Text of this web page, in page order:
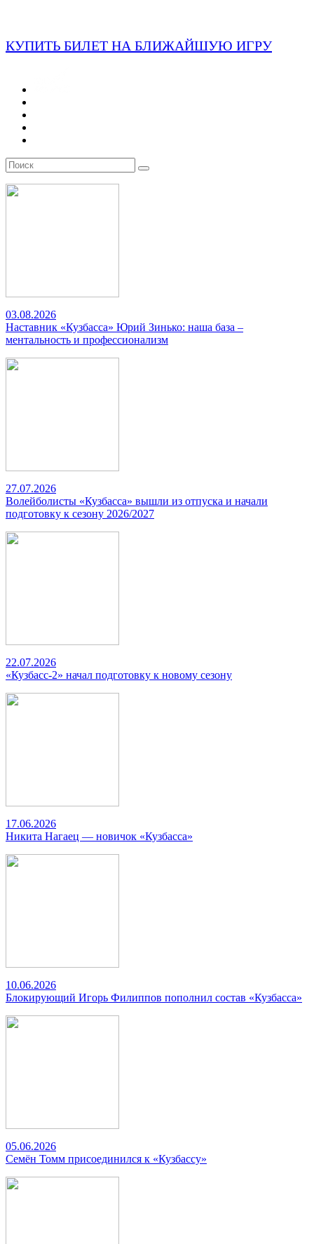
КУПИТЬ БИЛЕТ НА БЛИЖАЙШУЮ ИГРУ
03.08.2026
Наставник «Кузбасса» Юрий Зинько: наша база –
ментальность и профессионализм
27.07.2026
Волейболисты «Кузбасса» вышли из отпуска и начали
подготовку к сезону 2026/2027
22.07.2026
«Кузбасс-2» начал подготовку к новому сезону
17.06.2026
Никита Нагаец — новичок «Кузбасса»
10.06.2026
Блокирующий Игорь Филиппов пополнил состав «Кузбасса»
05.06.2026
Семён Томм присоединился к «Кузбассу»